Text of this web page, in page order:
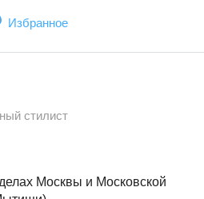
Избранное
стилист
Москвы и Московской